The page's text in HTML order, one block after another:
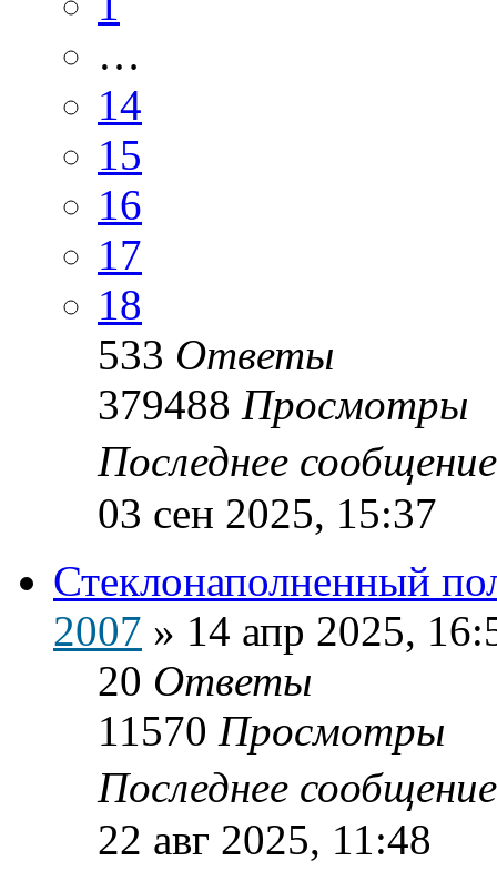
…
14
15
16
17
18
533 Ответы
379488 Просмотры
Последнее
03 сен 2025, 15:37
Стеклонаполненный
2007 » 14 апр 2025,
20 Ответы
11570 Просмотры
Последнее
22 авг 2025, 11:48